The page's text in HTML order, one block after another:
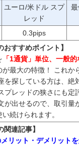
ユーロ/米ドル スプ
レッド
0.3pips
おすすめポイント】
「1通貨」単位、一般
が最大の特徴！ これか
を探している方は、絶
プレッドの狭さにも定
が出せるので、取引量
続けられます。
関連記事】
リット・デメリットを